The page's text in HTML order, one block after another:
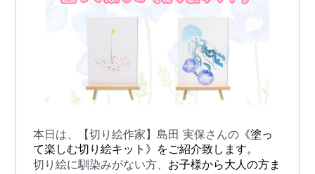
本日は、【切り絵作家】島田 実保さんの 《塗っ
て楽しむ切り絵キット》をご紹介致します。
切り絵に馴染みがない方、
お子様から大人の方ま